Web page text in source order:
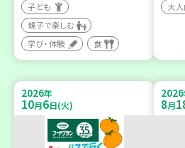
子ども
親子で楽しむ
学び・体験
食
大
2026年
10月6日(火)
2026
8月